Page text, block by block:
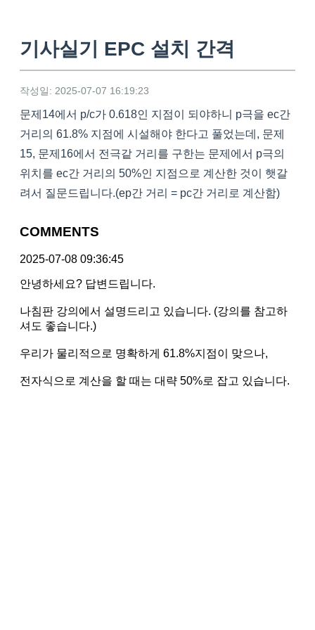
기사실기 EPC 설치 간격
작성일: 2025-07-07 16:19:23
문제14에서 p/c가 0.618인 지점이 되야하니 p극을 ec간
거리의 61.8% 지점에 시설해야 한다고 풀었는데, 문제
15, 문제16에서 전극같 거리를 구한는 문제에서 p극의
위치를 ec간 거리의 50%인 지점으로 계산한 것이 햇갈
려서 질문드립니다.(ep간 거리 = pc간 거리로 계산함)
COMMENTS
2025-07-08 09:36:45
안녕하세요? 답변드립니다.
나침판 강의에서 설명드리고 있습니다. (강의를 참고하
셔도 좋습니다.)
우리가 물리적으로 명확하게 61.8%지점이 맞으나,
전자식으로 계산을 할 때는 대략 50%로 잡고 있습니다.